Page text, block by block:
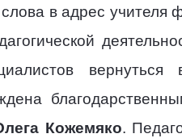
в адрес
Кожемяко.